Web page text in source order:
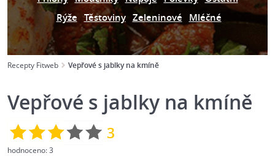
Rýže Těstoviny Zeleninové Mléčné
Recepty Fitweb Vepřové s jablky na kmíně
Vepřové s jablky na kmíně
3
hodnoceno:3